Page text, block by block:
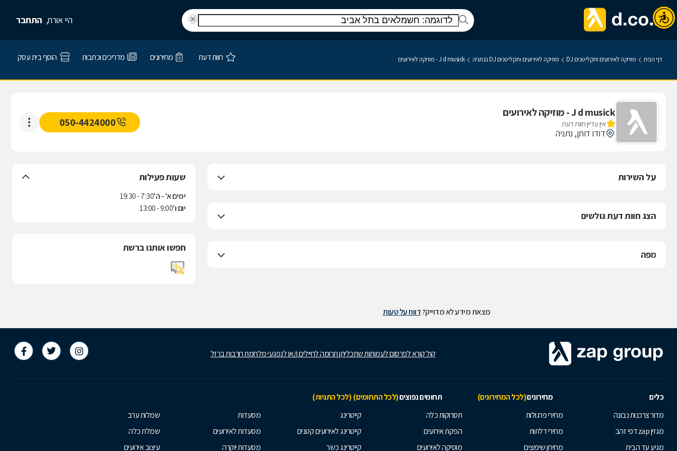
היי אורח, התחבר
דף הבית מוזיקה לאירועים ותקליטנים DJ מוזיקה לאירועים ותקליטנים DJ בנתניה J d musick - מוזיקה לאירועים חוות דעת מחירונים מדריכים וכתבות הוסף בית עסק
J d musick - מוזיקה לאירועים
אין עדיין חוות דעת
דודו דותן, נתניה
050-4424000
על השירות
הצג חוות דעת גולשים
מפה
שעות פעילות
ימים א' - ה'7:30 - 19:30
יום ו'9:00 - 13:00
חפשו אותנו ברשת
מצאת מידע לא מדוייק?דווח על טעות
קול קורא לפרסום לעמותות שתכליתן תרומה לחיילים ו/או לנפגעי מלחמת חרבות ברזל
כלים מחירונים(לכל המחירונים) תחומים נפוצים(לכל התחומים) (לכל התגיות)
מדור צרכנות נבונה
מגזין zap דפי זהב
מגיע עד הבית
מחירי פרגולות
מחירי דלתות
מחירון שיפוצים
תסרוקות כלה
הפקת אירועים
מוסיקה לאירועים
קייטרינג
קייטרינג לאירועים קטנים
קייטרינג כשר
מסעדות
מסעדות לאירועים
מסעדות יוקרה
שמלות ערב
שמלת כלה
עיצוב אירועים